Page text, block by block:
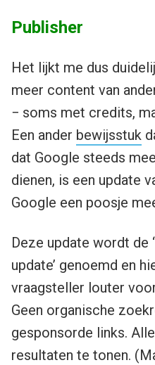
Publisher
Het lijkt me dus
meer content van
− soms met credits,
Een ander bewijsstuk
dat Google steeds
dienen, is een update
Google een poosje
Deze update wordt de
update’ genoemd en
vraagsteller louter
Geen organische
gesponsorde links.
resultaten te tonen.